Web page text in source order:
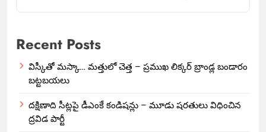
Recent Posts
విస్కీతో మస్కా… మత్తులో చెత్త – ప్రముఖ లిక్కర్ బ్రాండ్ల బండారం
బట్టబయలు
దక్షిణాది సీట్లపై డీఎంకే కండిషన్లు – మూడు షరతులు విధించిన
ద్రవిడ పార్టీ